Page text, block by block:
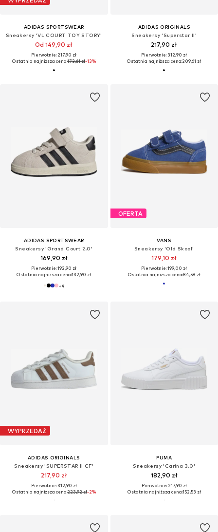
ADIDAS SPORTSWEAR
Sneakersy 'VL COURT TOY STORY'
Od 149,90 zł
Pierwotnie: 217,90 zł
Ostatnia najniższa cena:173,61 zł-13%
ADIDAS ORIGINALS
Sneakersy 'Superstar II'
217,90 zł
Pierwotnie: 312,90 zł
Ostatnia najniższa cena:209,61 zł
ADIDAS SPORTSWEAR
Sneakersy 'Grand Court 2.0'
169,90 zł
Pierwotnie: 192,90 zł
Ostatnia najniższa cena:132,90 zł
+4
OFERTA
VANS
Sneakersy 'Old Skool'
179,10 zł
Pierwotnie: 199,00 zł
Ostatnia najniższa cena:84,58 zł
WYPRZEDAŻ
ADIDAS ORIGINALS
Sneakersy 'SUPERSTAR II CF'
217,90 zł
Pierwotnie: 312,90 zł
Ostatnia najniższa cena:223,92 zł-2%
PUMA
Sneakersy 'Carina 3.0'
182,90 zł
Pierwotnie: 217,90 zł
Ostatnia najniższa cena:152,53 zł